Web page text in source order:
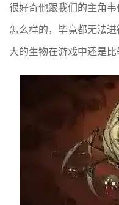
很好奇他跟我们的主角
怎么样的，毕竟都无法
大的生物在游戏中还是比